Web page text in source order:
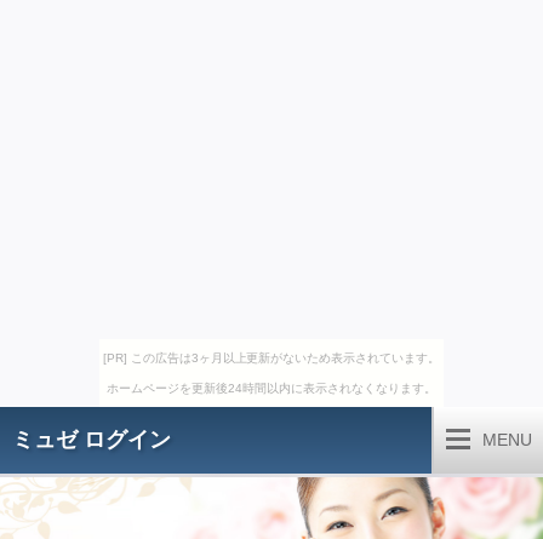
[PR] この広告は3ヶ月以上更新がないため表示されています。
ホームページを更新後24時間以内に表示されなくなります。
ミュゼ ログイン MENU